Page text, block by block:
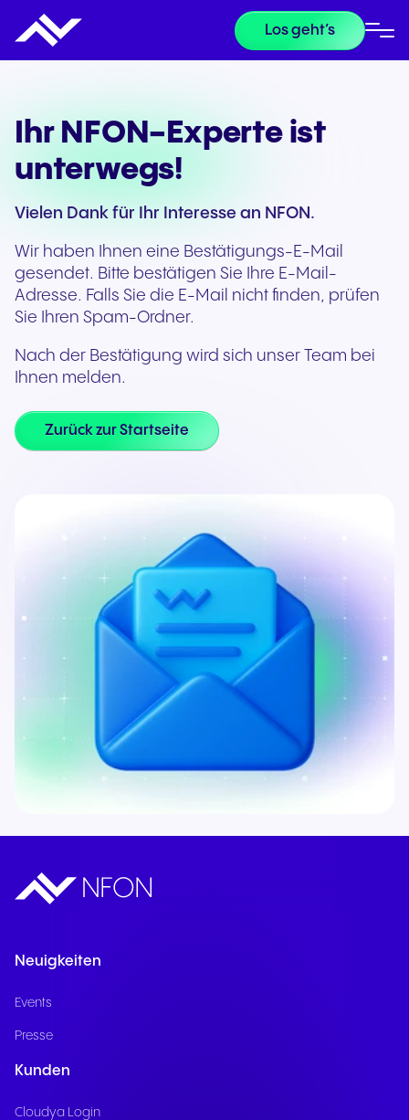
Los geht’s
Ihr NFON-Experte ist
unterwegs!
Vielen Dank für Ihr Interesse an NFON.
Wir haben Ihnen eine Bestätigungs-E-Mail
gesendet. Bitte bestätigen Sie Ihre E-Mail-
Adresse. Falls Sie die E-Mail nicht finden, prüfen
Sie Ihren Spam-Ordner.
Nach der Bestätigung wird sich unser Team bei
Ihnen melden.
Zurück zur Startseite
Neuigkeiten
Events
Presse
Kunden
Cloudya Login